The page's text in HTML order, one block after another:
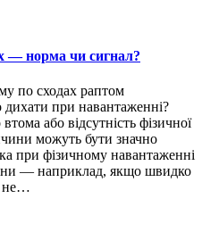
— норма чи сигнал?
по сходах раптом
дихати при навантаженні?
або відсутність фізичної
можуть бути значно
при фізичному навантаженні
— наприклад, якщо швидко
не…